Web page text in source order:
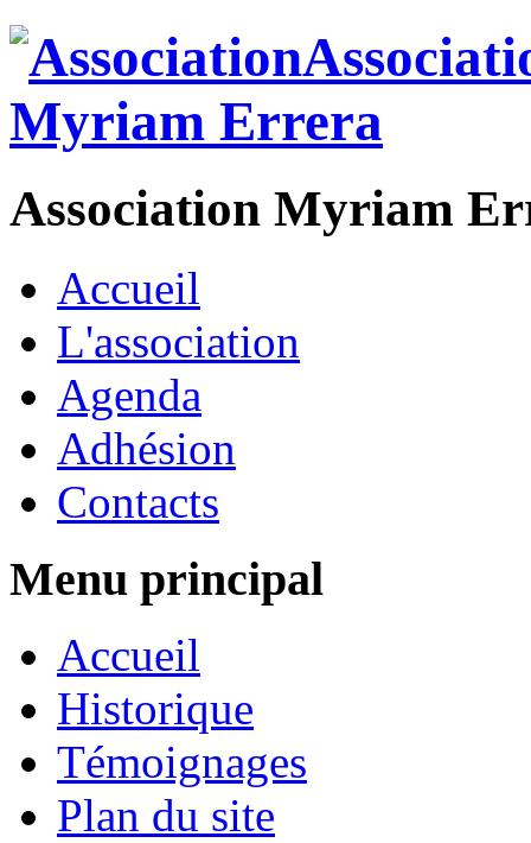
Association Myriam
Accueil
L'association
Agenda
Adhésion
Contacts
Menu principal
Accueil
Historique
Témoignages
Plan du site